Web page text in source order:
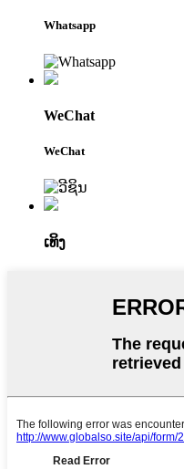
Whatsapp
WeChat
WeChat
ເທິງ